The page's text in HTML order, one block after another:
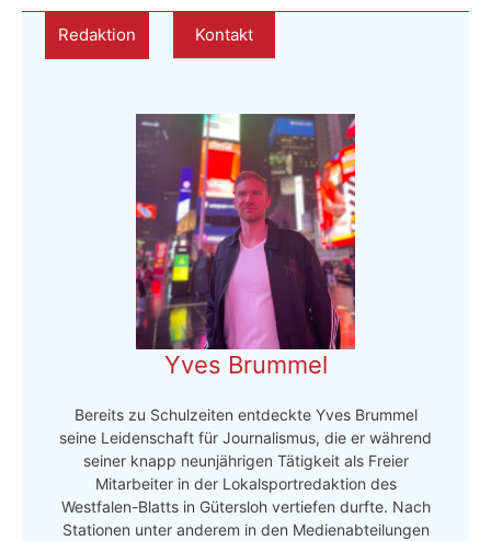
Redaktion Kontakt
Yves Brummel
Bereits zu Schulzeiten entdeckte Yves Brummel
seine Leidenschaft für Journalismus, die er während
seiner knapp neunjährigen Tätigkeit als Freier
Mitarbeiter in der Lokalsportredaktion des
Westfalen-Blatts in Gütersloh vertiefen durfte. Nach
Stationen unter anderem in den Medienabteilungen